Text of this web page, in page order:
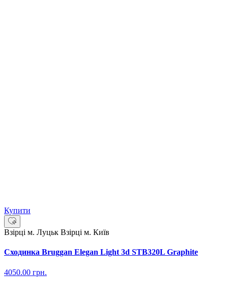
Купити
Взірці м. Луцьк Взірці м. Київ
Сходинка Bruggan Elegan Light 3d STB320L Graphite
4050.00 грн.